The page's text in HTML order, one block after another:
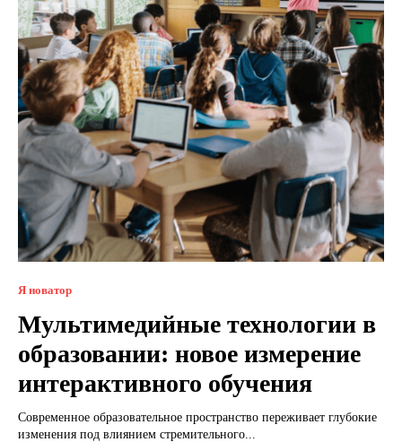
Я новатор
Мультимедийные технологии в
образовании: новое измерение
интерактивного обучения
Современное образовательное пространство переживает глубокие
изменения под влиянием стремительного...